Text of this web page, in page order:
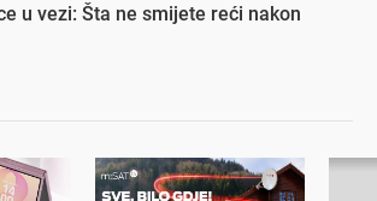
u vezi: Šta ne smijete reći nakon